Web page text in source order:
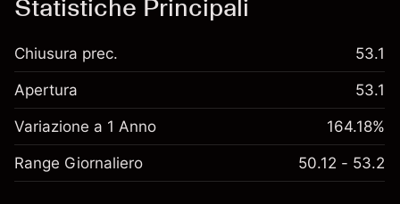
Statistiche Principali
Chiusura prec. 53.1
Apertura 53.1
Variazione a 1 Anno 164.18%
Range Giornaliero 50.12 - 53.2